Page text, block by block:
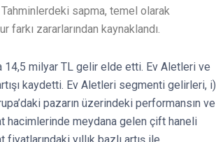
sapma, temel olarak
zararlarından kaynaklandı.
14,5 milyar TL gelir elde etti. Ev Aletleri ve
kaydetti. Ev Aletleri segmenti gelirleri, i)
pazarın üzerindeki performansın ve
hacimlerinde meydana gelen çift haneli